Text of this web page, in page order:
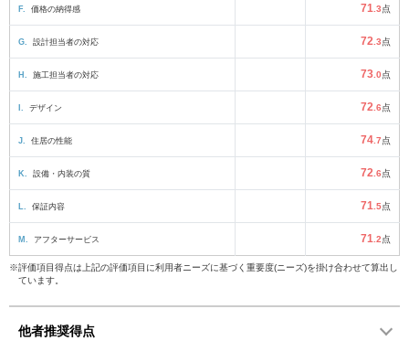
F. 価格の納得感 71 .3点
G. 設計担当者の対応 72 .3点
H. 施工担当者の対応 73 .0点
I. デザイン 72 .6点
J. 住居の性能 74 .7点
K. 設備・内装の質 72 .6点
L. 保証内容 71 .5点
M. アフターサービス 71 .2点
※評価項目得点は上記の評価項目に利用者ニーズに基づく重要度(ニーズ)を掛け合わせて算出し
ています。
他者推奨得点